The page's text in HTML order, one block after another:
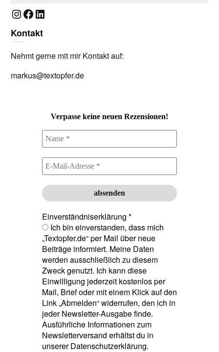
Instagram
Facebook
LinkedIn
Kontakt
Nehmt gerne mit mir Kontakt auf:
markus@textopfer.de
Verpasse keine neuen Rezensionen!
Einverständniserklärung *
Ich bin einverstanden, dass mich
„Textopfer.de“ per Mail über neue
Beiträge informiert. Meine Daten
werden ausschließlich zu diesem
Zweck genutzt. Ich kann diese
Einwilligung jederzeit kostenlos per
Mail, Brief oder mit einem Klick auf den
Link „Abmelden“ widerrufen, den ich in
jeder Newsletter-Ausgabe finde.
Ausführliche Informationen zum
Newsletterversand erhältst du in
unserer Datenschutzerklärung.